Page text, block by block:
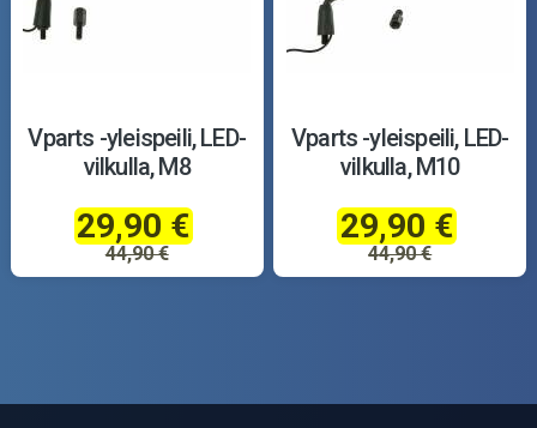
Vparts -yleispeili, LED-
vilkulla, M8
29,90 €
44,90 €
Vparts -yleispeili, LED-
vilkulla, M10
29,90 €
44,90 €